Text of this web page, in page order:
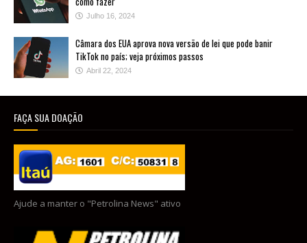
Julho 16, 2024
Câmara dos EUA aprova nova versão de lei que pode banir
TikTok no país; veja próximos passos
Abril 22, 2024
FAÇA SUA DOAÇÃO
Ajude a manter o "Petrolina News" ativo